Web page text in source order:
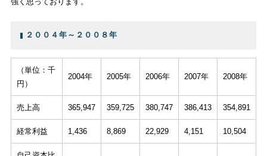
２００４年～２００８年
（単位：千
円）
2004年 2005年 2006年 2007年 2008年
売上高 365,947 359,725 380,747 386,413 354,891
経常利益 1,436 8,869 22,929 4,151 10,504